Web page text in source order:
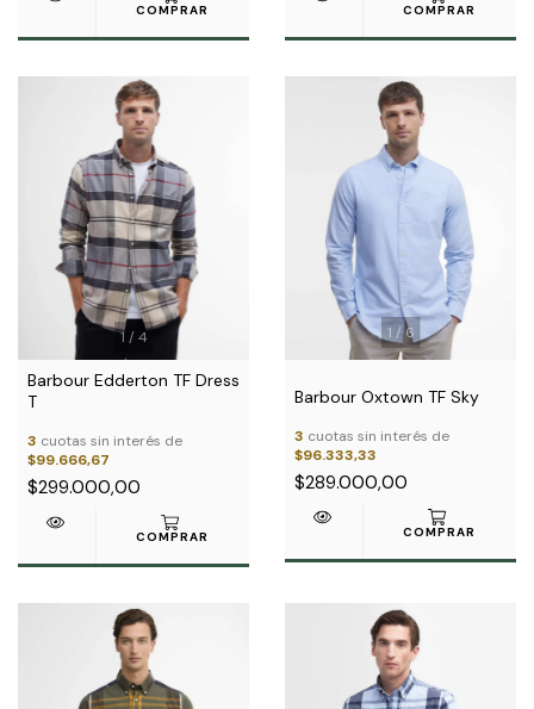
COMPRAR COMPRAR
1/4
Barbour Edderton TF Dress
T
3 cuotas sin interés de
$99.666,67
$299.000,00
COMPRAR
1 /6
Barbour Oxtown TF Sky
3 cuotas sin interés de
$96.333,33
$289.000,00
COMPRAR